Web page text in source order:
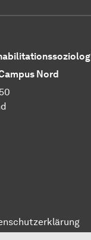
Nord